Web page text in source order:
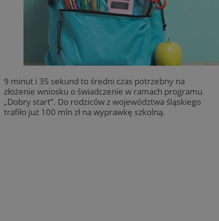
9 minut i 35 sekund to średni czas potrzebny na
złożenie wniosku o świadczenie w ramach programu
„Dobry start”. Do rodziców z województwa śląskiego
trafiło już 100 mln zł na wyprawkę szkolną.